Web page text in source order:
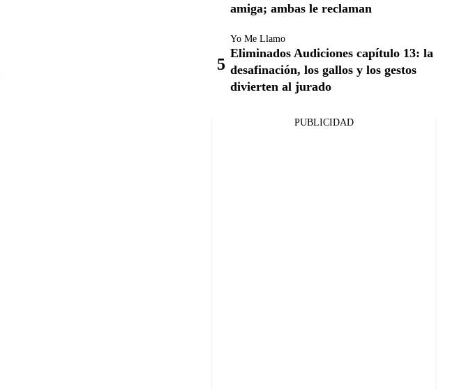
amiga; ambas le reclaman
Yo Me Llamo
Eliminados Audiciones capítulo 13: la
desafinación, los gallos y los gestos
divierten al jurado
PUBLICIDAD